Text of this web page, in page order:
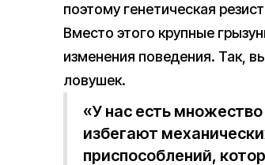
поэтому генетическая
Вместо этого крупные
изменения поведения. Так,
ловушек.
«У нас есть
избегают
приспособлений,